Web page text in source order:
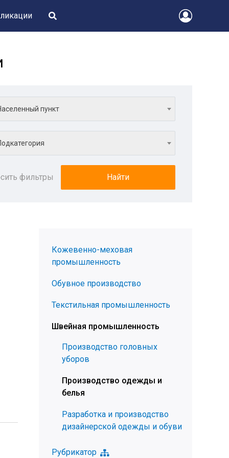
пункт
фильтры
Кожевенно-меховая
промышленность
Обувное производство
Текстильная промышленность
Швейная промышленность
Производство головных
уборов
Производство одежды и
белья
Разработка и производство
дизайнерской одежды и обуви
Рубрикатор